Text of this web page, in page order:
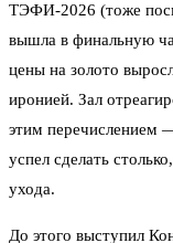
ТЭФИ‑2026 (тоже
вышла в финальную
цены на золото
иронией. Зал
этим перечислением
успел сделать
ухода.
До этого выступил